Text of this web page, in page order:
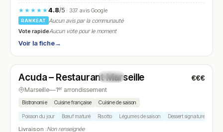
★★★★★4.8/5· 337 avis Google
RANKEAT
Aucun avis par la communauté
Vote rapideAucun vote pour le moment
Voir la fiche→
N° 11
Acuda – Restaurant Marseille €€€
Marseille—1ᵉʳ arrondissement
Bistronomie Cuisine française Cuisine de saison
Poisson du jour Bœuf maturé Risotto Légumes de saison Dessert signature
Livraison :Non renseignée